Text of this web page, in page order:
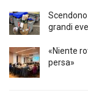
grandi
«Niente
persa»